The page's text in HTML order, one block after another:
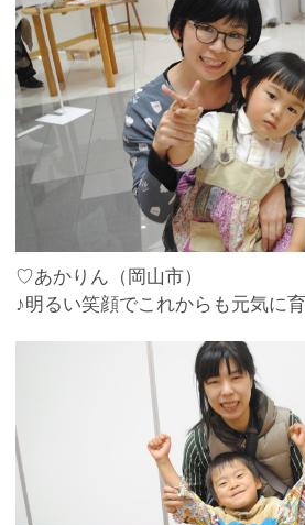
♡あかりん（岡山市）
♪明るい笑顔でこれからも元気に